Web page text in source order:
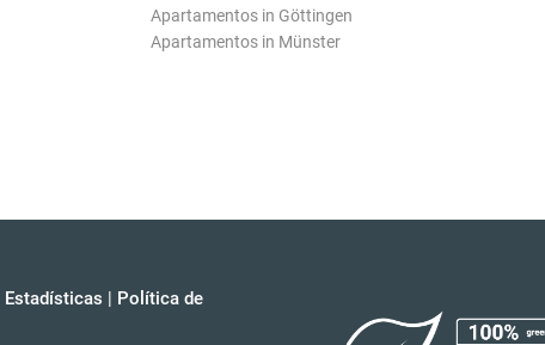
Apartamentos in Göttingen
Apartamentos in Münster
Estadísticas | Política de